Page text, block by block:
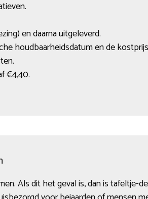
en daarna uitgeleverd.
houdbaarheidsdatum en de
€4,40.
Als dit het geval is, dan is tafeltje-